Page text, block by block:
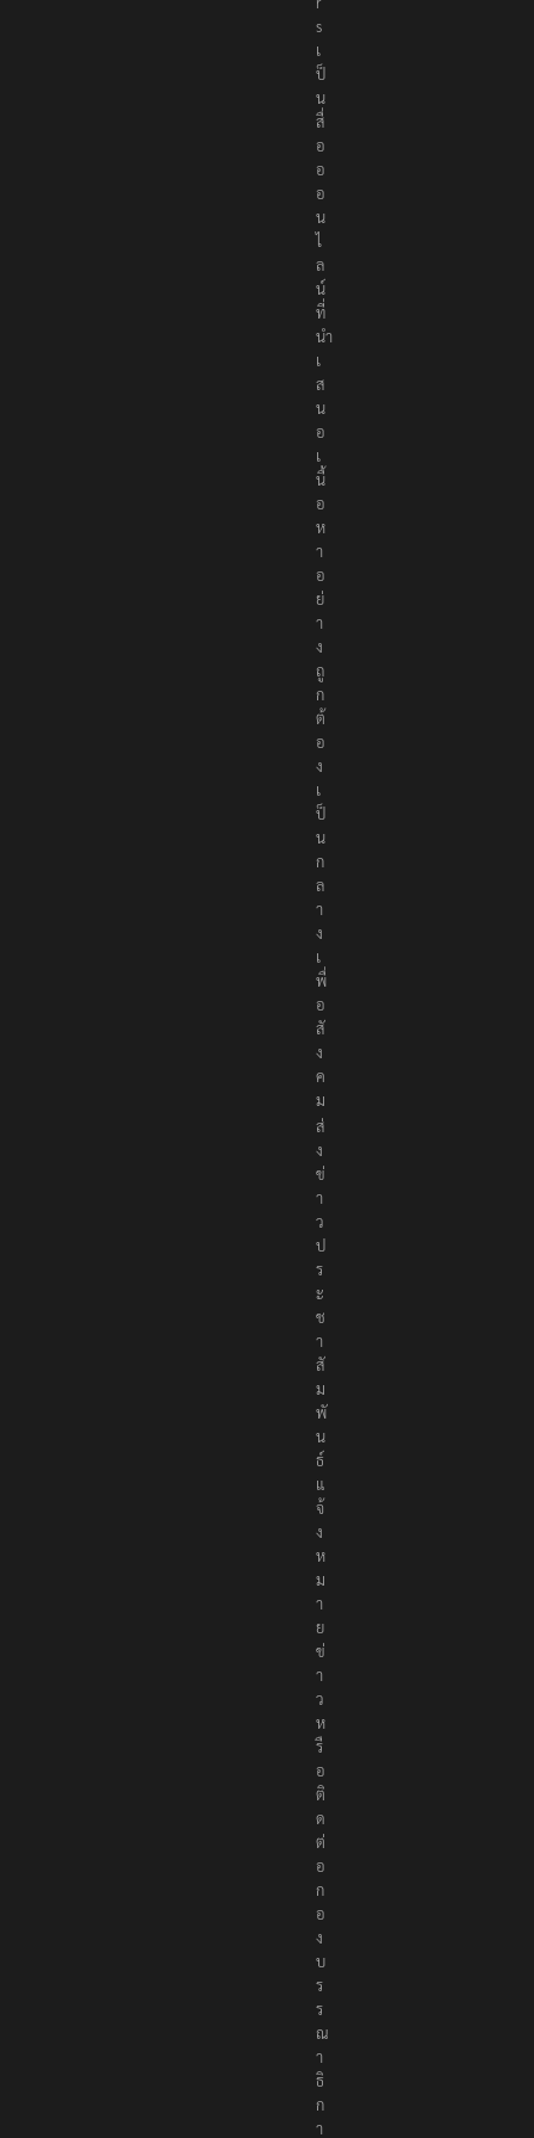
s
เ
ป็
น
สื่
อ
อ
อ
น
ไ
ล
น์
ที่
นำ
เ
ส
น
อ
เ
นื้
อ
ห
า
อ
ย่
า
ง
ถู
ก
ต้
อ
ง
เ
ป็
น
ก
ล
า
ง
เ
พื่
อ
สั
ง
ค
ม
ส่
ง
ข่
า
ว
ป
ร
ะ
ช
า
สั
ม
พั
น
ธ์
แ
จ้
ง
ห
ม
า
ย
ข่
า
ว
ห
รื
อ
ติ
ด
ต่
อ
ก
อ
ง
บ
ร
ร
ณ
า
ธิ
ก
า